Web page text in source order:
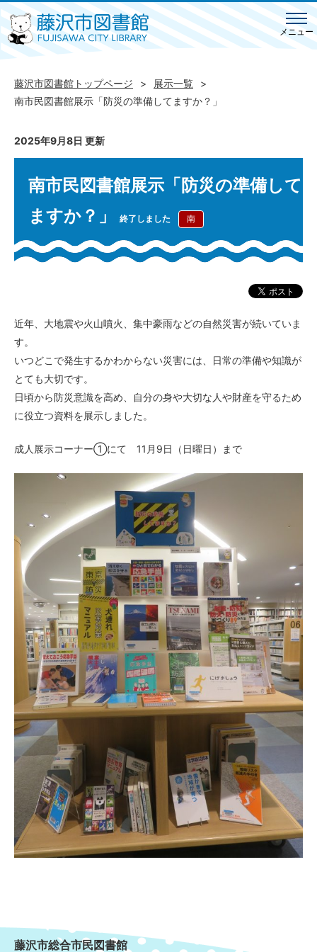
メニュー
藤沢市図書館トップページ
展示一覧
南市民図書館展示「防災の準備してますか？」
2025年9月8日 更新
南市民図書館展示「防災の準備して
ますか？」
終了しました 南
近年、大地震や火山噴火、集中豪雨などの自然災害が続いていま
す。
いつどこで発生するかわからない災害には、日常の準備や知識が
とても大切です。
日頃から防災意識を高め、自分の身や大切な人や財産を守るため
に役立つ資料を展示しました。
成人展示コーナー①にて 11月9日（日曜日）まで
藤沢市総合市民図書館